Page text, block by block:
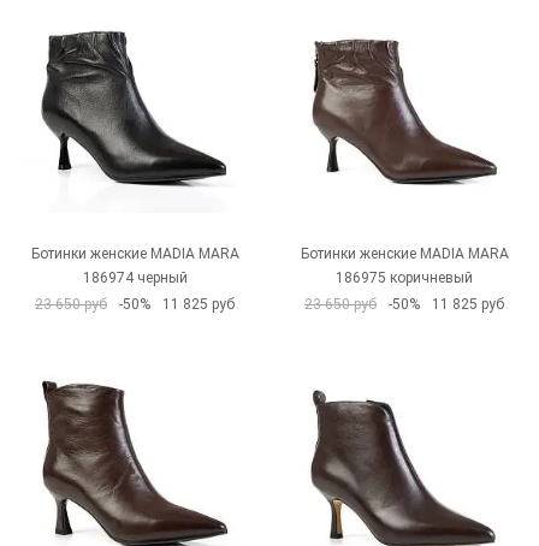
Ботинки женские MADIA MARA
186974 черный
23 650 руб
-50% 11 825 руб
Ботинки женские MADIA MARA
186975 коричневый
23 650 руб
-50% 11 825 руб